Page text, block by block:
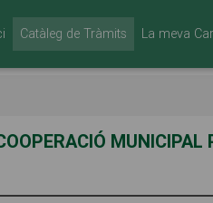
Catàleg de Tràmits La meva